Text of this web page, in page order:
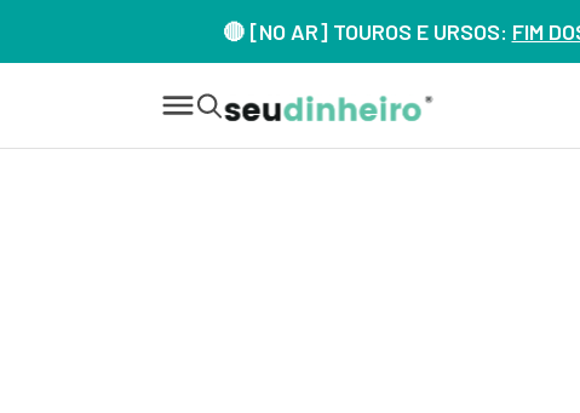
🔴 [NO AR] TOUROS E URSOS: FIM